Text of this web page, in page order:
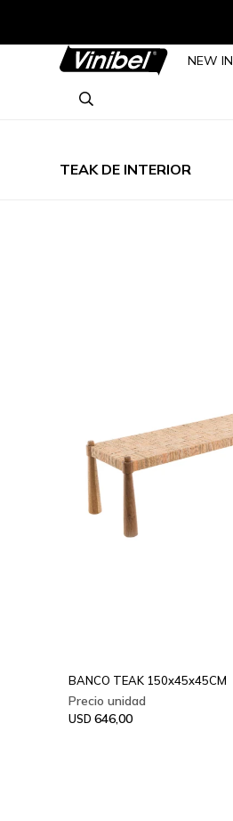
NEW IN
TEAK DE INTERIOR
BANCO TEAK 150x45x45CM
USD 646,00